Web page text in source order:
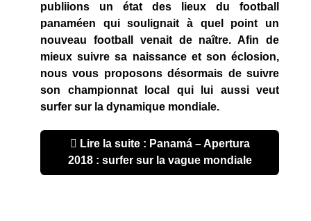
publiions un état des lieux du football
panaméen qui soulignait à quel point un
nouveau football venait de naître. Afin de
mieux suivre sa naissance et son éclosion,
nous vous proposons désormais de suivre
son championnat local qui lui aussi veut
surfer sur la dynamique mondiale.
Lire la suite : Panamá – Apertura
2018 : surfer sur la vague mondiale